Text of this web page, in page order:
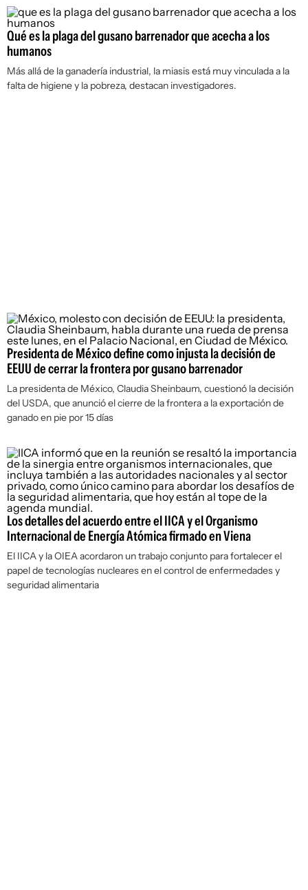
Qué es la plaga del gusano barrenador que acecha a los
humanos
Más allá de la ganadería industrial, la miasis está muy vinculada a la
falta de higiene y la pobreza, destacan investigadores.
Presidenta de México define como injusta la decisión de
EEUU de cerrar la frontera por gusano barrenador
La presidenta de México, Claudia Sheinbaum, cuestionó la decisión
del USDA, que anunció el cierre de la frontera a la exportación de
ganado en pie por 15 días
Los detalles del acuerdo entre el IICA y el Organismo
Internacional de Energía Atómica firmado en Viena
El IICA y la OIEA acordaron un trabajo conjunto para fortalecer el
papel de tecnologías nucleares en el control de enfermedades y
seguridad alimentaria